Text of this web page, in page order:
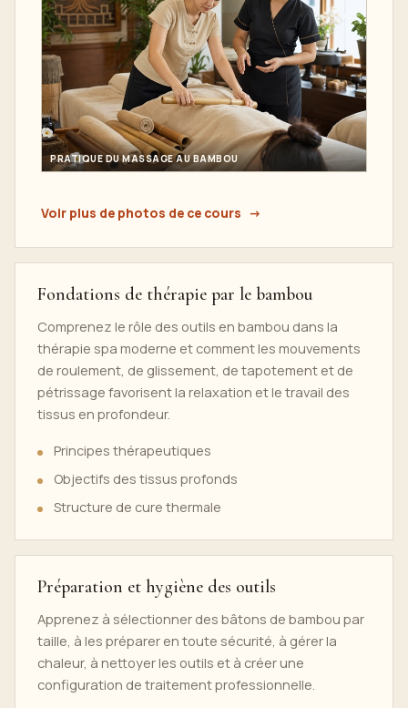
PRATIQUE DU MASSAGE AU BAMBOU
Voir plus de photos de ce cours
Fondations de thérapie par le bambou
Comprenez le rôle des outils en bambou dans la
thérapie spa moderne et comment les mouvements
de roulement, de glissement, de tapotement et de
pétrissage favorisent la relaxation et le travail des
tissus en profondeur.
Principes thérapeutiques
Objectifs des tissus profonds
Structure de cure thermale
Préparation et hygiène des outils
Apprenez à sélectionner des bâtons de bambou par
taille, à les préparer en toute sécurité, à gérer la
chaleur, à nettoyer les outils et à créer une
configuration de traitement professionnelle.